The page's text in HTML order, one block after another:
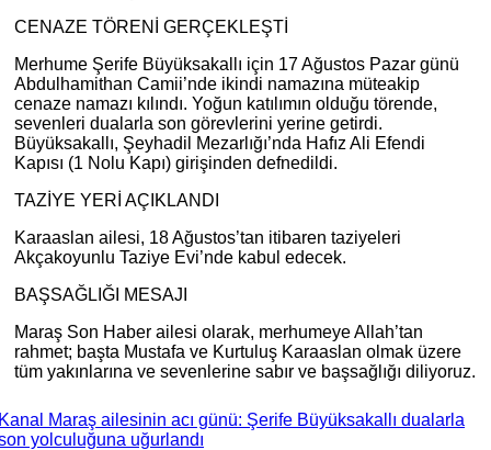
CENAZE TÖRENİ GERÇEKLEŞTİ
Merhume Şerife Büyüksakallı için 17 Ağustos Pazar günü
Abdulhamithan Camii’nde ikindi namazına müteakip
cenaze namazı kılındı. Yoğun katılımın olduğu törende,
sevenleri dualarla son görevlerini yerine getirdi.
Büyüksakallı, Şeyhadil Mezarlığı’nda Hafız Ali Efendi
Kapısı (1 Nolu Kapı) girişinden defnedildi.
TAZİYE YERİ AÇIKLANDI
Karaaslan ailesi, 18 Ağustos’tan itibaren taziyeleri
Akçakoyunlu Taziye Evi’nde kabul edecek.
BAŞSAĞLIĞI MESAJI
Maraş Son Haber ailesi olarak, merhumeye Allah’tan
rahmet; başta Mustafa ve Kurtuluş Karaaslan olmak üzere
tüm yakınlarına ve sevenlerine sabır ve başsağlığı diliyoruz.
Maraş ailesinin acı günü: Şerife Büyüksakallı dualarla
yolculuğuna uğurlandı